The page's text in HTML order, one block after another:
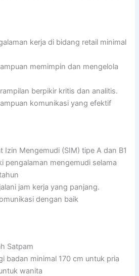
kerja di bidang retail minimal
memimpin dan mengelola
berpikir kritis dan analitis.
komunikasi yang efektif
Izin Mengemudi (SIM) tipe A dan B1
pengalaman mengemudi selama
jam kerja yang panjang.
dengan baik
Satpam
badan minimal 170 cm untuk pria
wanita